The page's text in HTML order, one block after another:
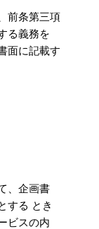
前条第三項
る義務を
面に記載す
、企画書
する とき
ビスの内